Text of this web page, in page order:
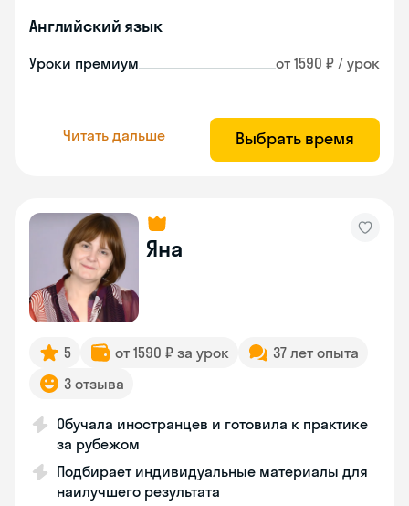
Английский язык
Уроки премиум от 1590 ₽ / урок
Читать дальше Выбрать время
Яна
5 от 1590 ₽ за урок
37 лет опыта
3 отзыва
Обучала иностранцев и готовила к практике
за рубежом
Подбирает индивидуальные материалы для
наилучшего результата